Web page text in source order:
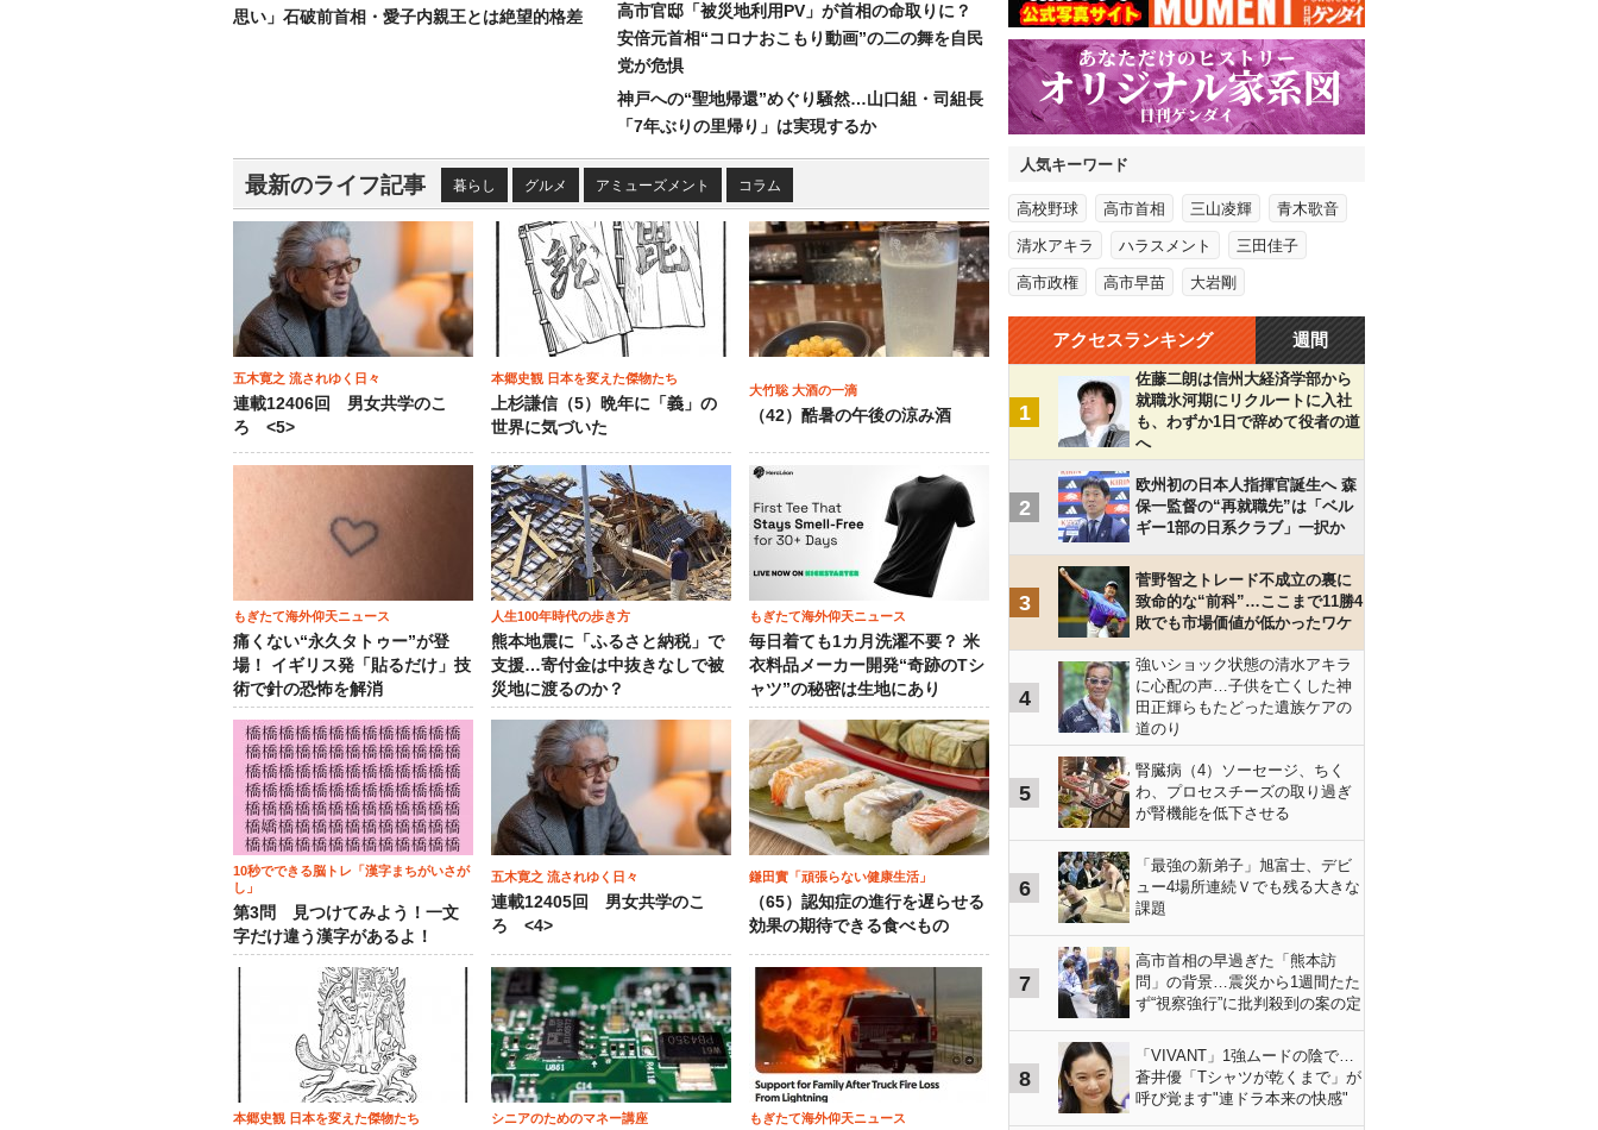
思い」石破前首相・愛子内親王とは絶望的格差
高市官邸「被災地利用PV」が首相の命取りに？
安倍元首相“コロナおこもり動画”の二の舞を自民
党が危惧
神戸への“聖地帰還”めぐり騒然…山口組・司組長
「7年ぶりの里帰り」は実現するか
最新のライフ記事 暮らし グルメ アミューズメント コラム
五木寛之 流されゆく日々
連載12406回 男女共学のこ
ろ <5>
本郷史観 日本を変えた傑物たち
上杉謙信（5）晩年に「義」の
世界に気づいた
大竹聡 大酒の一滴
（42）酷暑の午後の涼み酒
もぎたて海外仰天ニュース
痛くない“永久タトゥー”が登
場！ イギリス発「貼るだけ」技
術で針の恐怖を解消
人生100年時代の歩き方
熊本地震に「ふるさと納税」で
支援…寄付金は中抜きなしで被
災地に渡るのか？
もぎたて海外仰天ニュース
毎日着ても1カ月洗濯不要？ 米
衣料品メーカー開発“奇跡のTシ
ャツ”の秘密は生地にあり
10秒でできる脳トレ「漢字まちがいさが
し」
第3問 見つけてみよう！一文
字だけ違う漢字があるよ！
五木寛之 流されゆく日々
連載12405回 男女共学のこ
ろ <4>
鎌田實「頑張らない健康生活」
（65）認知症の進行を遅らせる
効果の期待できる食べもの
本郷史観 日本を変えた傑物たち シニアのためのマネー講座 もぎたて海外仰天ニュース
人気キーワード
高校野球 高市首相 三山凌輝 青木歌音
清水アキラ ハラスメント 三田佳子
高市政権 高市早苗 大岩剛
アクセスランキング 週間
1
佐藤二朗は信州大経済学部から
就職氷河期にリクルートに入社
も、わずか1日で辞めて役者の道
へ
2
欧州初の日本人指揮官誕生へ 森
保一監督の“再就職先”は「ベル
ギー1部の日系クラブ」一択か
3
菅野智之トレード不成立の裏に
致命的な“前科”…ここまで11勝4
敗でも市場価値が低かったワケ
4
強いショック状態の清水アキラ
に心配の声…子供を亡くした神
田正輝らもたどった遺族ケアの
道のり
5
腎臓病（4）ソーセージ、ちく
わ、プロセスチーズの取り過ぎ
が腎機能を低下させる
6
「最強の新弟子」旭富士、デビ
ュー4場所連続Ｖでも残る大きな
課題
7
高市首相の早過ぎた「熊本訪
問」の背景…震災から1週間たた
ず“視察強行”に批判殺到の案の定
8
「VIVANT」1強ムードの陰で…
蒼井優「Tシャツが乾くまで」が
呼び覚ます"連ドラ本来の快感"